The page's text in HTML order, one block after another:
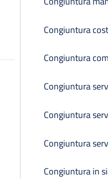
Congiuntura
Congiuntura
Congiuntura
Congiuntura
Congiuntura
Congiuntura in